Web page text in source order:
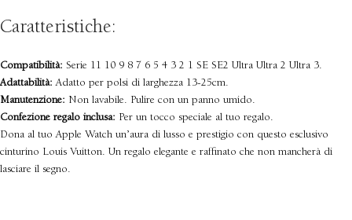
Caratteristiche:
Compatibilità: Serie 11 10 9 8 7 6 5 4 3 2 1 SE SE2 Ultra Ultra 2 Ultra 3.
Adattabilità: Adatto per polsi di larghezza 13-25cm.
Manutenzione: Non lavabile. Pulire con un panno umido.
Confezione regalo inclusa: Per un tocco speciale al tuo regalo.
Dona al tuo Apple Watch un’aura di lusso e prestigio con questo esclusivo
cinturino Louis Vuitton. Un regalo elegante e raffinato che non mancherà di
lasciare il segno.